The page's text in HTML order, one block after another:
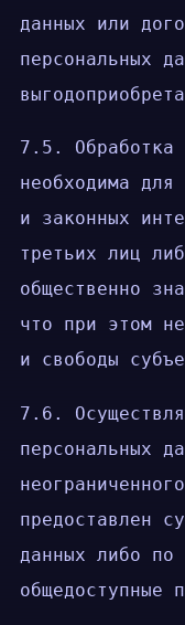
данных или
персональных
7.5. Обработка
необходима для
и законных
третьих лиц
общественно
что при этом
и свободы
7.6.
персональных
предоставлен
данных либо
общедоступные